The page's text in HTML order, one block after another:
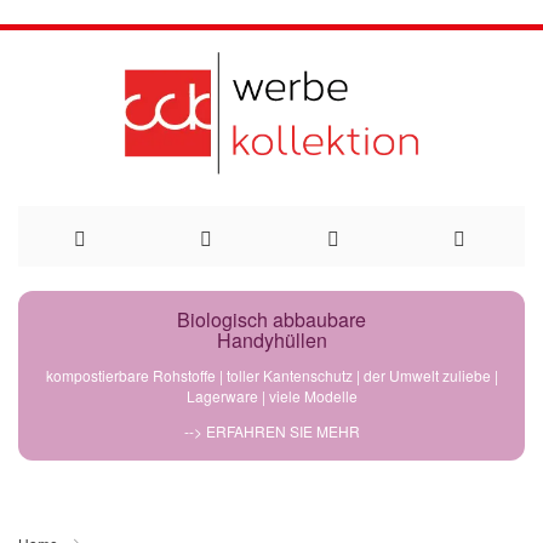
Direkt
Biologisch abbaubare
Handyhüllen
kompostierbare Rohstoffe | toller Kantenschutz | der Umwelt zuliebe |
Lagerware | viele Modelle
--> ERFAHREN SIE MEHR